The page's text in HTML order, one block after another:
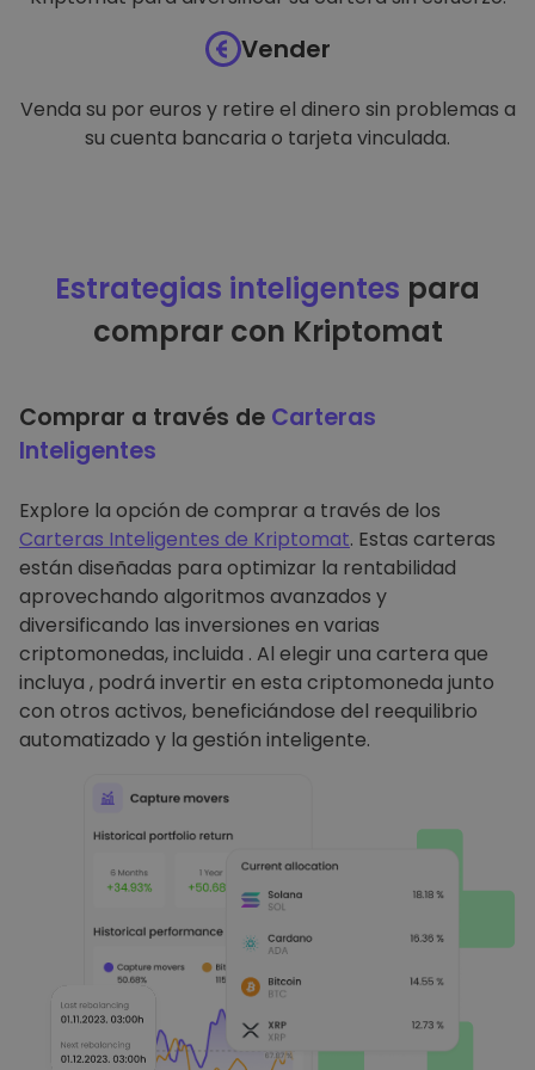
Vender
Venda su por euros y retire el dinero sin problemas a
su cuenta bancaria o tarjeta vinculada.
Estrategias inteligentes para
comprar con Kriptomat
Comprar a través de Carteras
Inteligentes
Explore la opción de comprar a través de los
Carteras Inteligentes de Kriptomat. Estas carteras
están diseñadas para optimizar la rentabilidad
aprovechando algoritmos avanzados y
diversificando las inversiones en varias
criptomonedas, incluida . Al elegir una cartera que
incluya , podrá invertir en esta criptomoneda junto
con otros activos, beneficiándose del reequilibrio
automatizado y la gestión inteligente.